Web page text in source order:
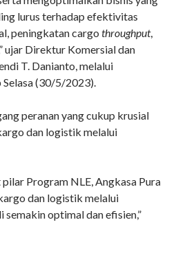
lurus terhadap efektivitas
peningkatan cargo throughput,
ujar Direktur Komersial dan
T. Danianto, melalui
(30/5/2023).
peranan yang cukup krusial
dan logistik melalui
Program NLE, Angkasa Pura
dan logistik melalui
semakin optimal dan efisien,”